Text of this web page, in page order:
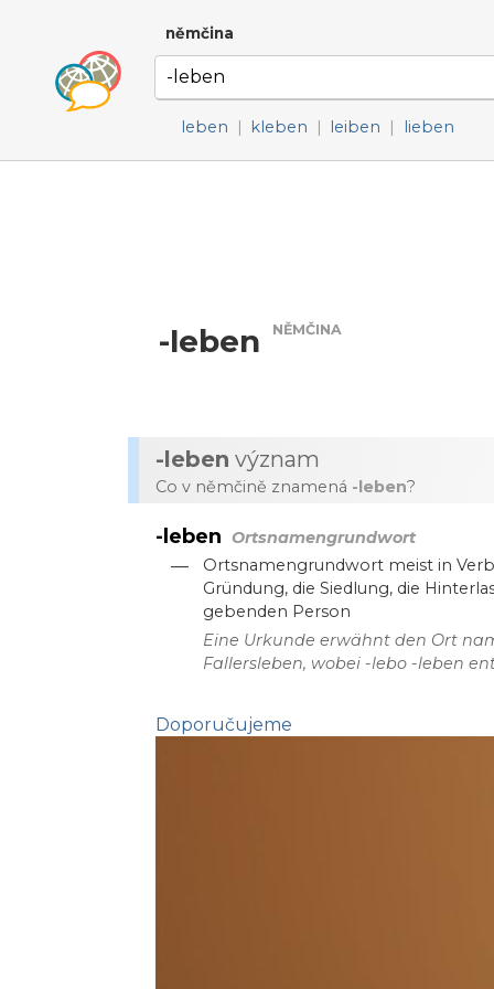
němčina
leben | kleben | leiben | lieben
-leben NĚMČINA
-leben význam
Co v němčině znamená -leben?
-leben Ortsnamengrundwort
—
Ortsnamengrundwort meist in
Gründung, die Siedlung, die
gebenden Person
Eine Urkunde erwähnt den Ort
Fallersleben, wobei -lebo -leben
Doporučujeme